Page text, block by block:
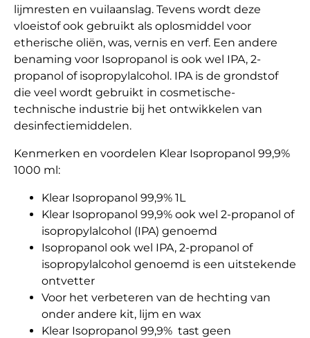
lijmresten en vuilaanslag. Tevens wordt deze
vloeistof ook gebruikt als oplosmiddel voor
etherische oliën, was, vernis en verf. Een andere
benaming voor Isopropanol is ook wel IPA, 2-
propanol of isopropylalcohol. IPA is de grondstof
die veel wordt gebruikt in cosmetische-
technische industrie bij het ontwikkelen van
desinfectiemiddelen.
Kenmerken en voordelen Klear Isopropanol 99,9%
1000 ml:
Klear Isopropanol 99,9% 1L
Klear Isopropanol 99,9% ook wel 2-propanol of
isopropylalcohol (IPA) genoemd
Isopropanol ook wel IPA, 2-propanol of
isopropylalcohol genoemd is een uitstekende
ontvetter
Voor het verbeteren van de hechting van
onder andere kit, lijm en wax
Klear Isopropanol 99,9% tast geen